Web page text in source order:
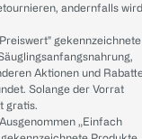
andernfalls wird
gekennzeichnete
Aktionen und
Solange der Vorrat
gratis.
„Einfach